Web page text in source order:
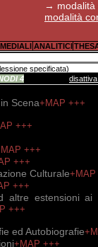
→ modalità
modalità
ANALITICI
4
Scena+MAP +++
+++
+++
+++
Culturale+MAP
+++
altre estensioni ai
+++
ed Autobiografie
+MAP +++